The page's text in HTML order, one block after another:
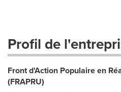
Profil de
Front d'Action Populaire en
(FRAPRU)